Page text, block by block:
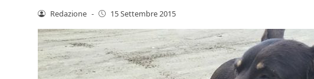
Redazione - 15 Settembre 2015